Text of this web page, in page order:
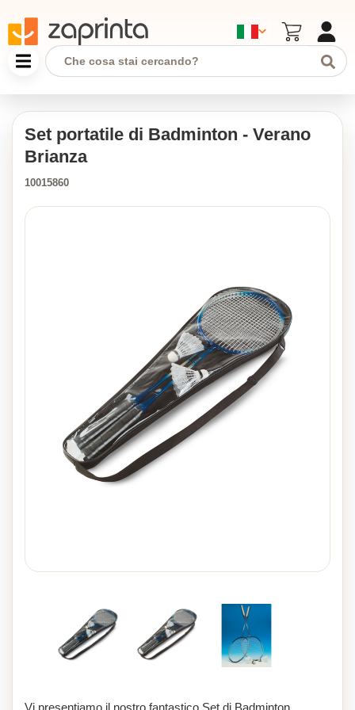
Set portatile di Badminton - Verano
Brianza
10015860
Vi presentiamo il nostro fantastico Set di Badminton,